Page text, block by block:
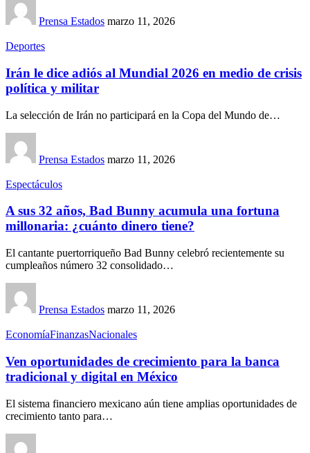
Prensa Estados marzo 11, 2026
Deportes
Irán le dice adiós al Mundial 2026 en medio de crisis
política y militar
La selección de Irán no participará en la Copa del Mundo de…
Prensa Estados marzo 11, 2026
Espectáculos
A sus 32 años, Bad Bunny acumula una fortuna
millonaria: ¿cuánto dinero tiene?
El cantante puertorriqueño Bad Bunny celebró recientemente su
cumpleaños número 32 consolidado…
Prensa Estados marzo 11, 2026
EconomíaFinanzasNacionales
Ven oportunidades de crecimiento para la banca
tradicional y digital en México
El sistema financiero mexicano aún tiene amplias oportunidades de
crecimiento tanto para…